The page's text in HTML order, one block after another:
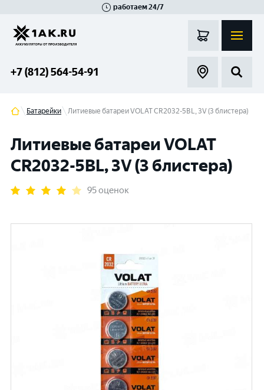
работаем 24/7
+7 (812) 564-54-91
Батарейки Литиевые батареи VOLAT CR2032-5BL, 3V (3 блистера)
Литиевые батареи VOLAT
CR2032-5BL, 3V (3 блистера)
95 оценок
Гатчина